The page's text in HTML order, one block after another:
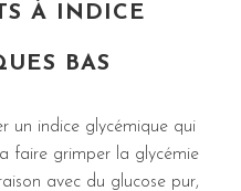
À INDICE
BAS
un indice glycémique qui
faire grimper la glycémie
avec du glucose pur,